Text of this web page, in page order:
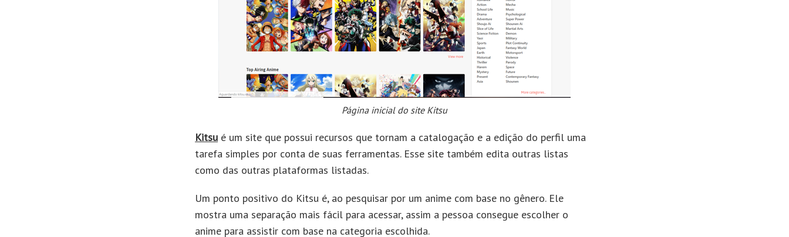
Página inicial do site Kitsu
Kitsu é um site que possui recursos que tornam a catalogação e a edição do perfil uma
tarefa simples por conta de suas ferramentas. Esse site também edita outras listas
como das outras plataformas listadas.
Um ponto positivo do Kitsu é, ao pesquisar por um anime com base no gênero. Ele
mostra uma separação mais fácil para acessar, assim a pessoa consegue escolher o
anime para assistir com base na categoria escolhida.